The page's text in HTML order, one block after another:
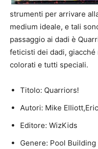
strumenti per arrivare
medium ideale, e tali
passaggio ai dadi è
feticisti dei dadi,
colorati e tutti speciali.
Titolo: Quarriors!
Autori: Mike
Editore: WizKids
Genere: Pool Building